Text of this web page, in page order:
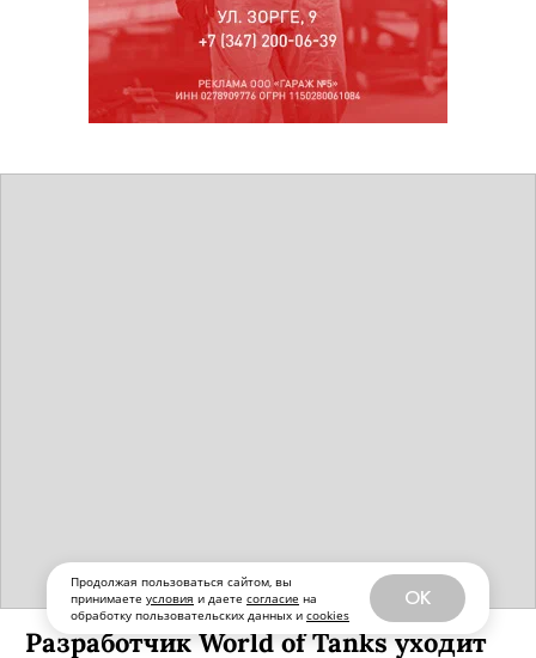
Продолжая пользоваться сайтом, вы
принимаете условия и даете согласие на
обработку пользовательских данных и cookies
OK
Разработчик World of Tanks уходит